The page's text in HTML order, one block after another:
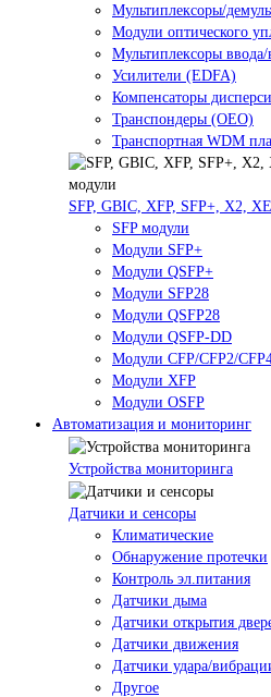
Мультиплексоры/
Модули оптического
Мультиплексоры
Усилители (EDFA)
Компенсаторы
Транспондеры (OEO)
Транспортная WDM
SFP, GBIC, XFP, SFP+, X2,
SFP модули
Модули SFP+
Модули QSFP+
Модули SFP28
Модули QSFP28
Модули QSFP-DD
Модули CFP/CFP2/
Модули XFP
Модули OSFP
Автоматизация и мониторинг
Устройства мониторинга
Датчики и сенсоры
Климатические
Обнаружение протечки
Контроль эл.питания
Датчики дыма
Датчики открытия
Датчики движения
Датчики удара/
Другое